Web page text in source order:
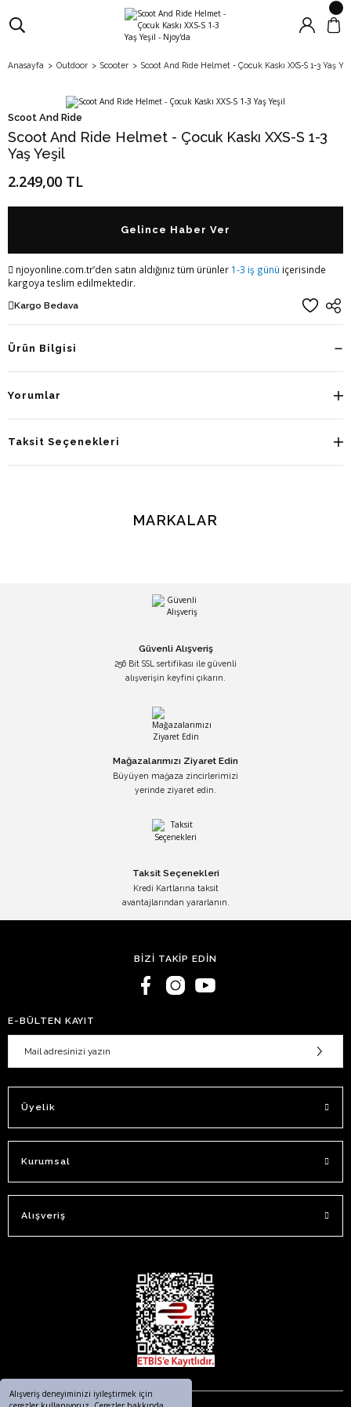
Alışveriş deneyiminizi iyileştirmek için
Anasayfa Outdoor Scooter Scoot And Ride Helmet - Çocuk Kaskı XXS-S 1-3 Yaş
Scoot And Ride
Scoot And Ride Helmet - Çocuk Kaskı XXS-S 1-3
Yaş Yeşil
2.249,00 TL
Gelince Haber Ver
njoyonline.com.tr’den satın aldığınız tüm ürünler 1-3 iş günü içerisinde
kargoya teslim edilmektedir.
Kargo Bedava
Ürün Bilgisi
Yorumlar
Taksit Seçenekleri
MARKALAR
Güvenli Alışveriş
256 Bit SSL sertifikası ile güvenli
alışverişin keyfini çıkarın.
Mağazalarımızı Ziyaret Edin
Büyüyen mağaza zincirlerimizi
yerinde ziyaret edin.
Taksit Seçenekleri
Kredi Kartlarına taksit
avantajlarından yararlanın.
BİZİ TAKİP EDİN
E-BÜLTEN KAYIT
Üyelik
Kurumsal
Alışveriş